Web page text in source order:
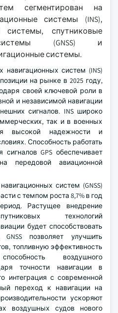
сегментирован на
системы (INS),
системы, спутниковые
(GNSS) и
системы.
навигационных систем (INS)
на рынке в 2025 году,
своей ключевой роли в
и независимой навигации
сигналов. INS широко
так и в военных
высокой надежности и
Способность работать
сигналов GPS обеспечивает
передовой авиационной
систем (GNSS)
с темпом роста 8,7% в год
Растущее внедрение
технологий
будет способствовать
позволяет улучшить
топливную эффективность
воздушного
точности навигации в
интеграция с современной
переход к навигации на
ускоряют
воздушных судов нового